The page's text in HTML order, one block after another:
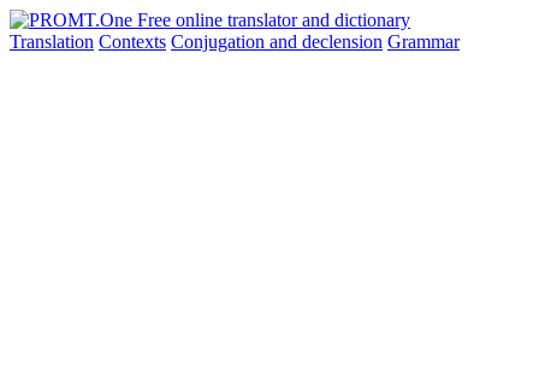
Translation Contexts Conjugation and declension Grammar